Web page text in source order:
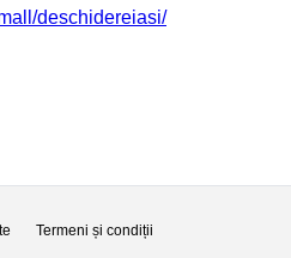
deschidereiasi/
Termeni și condiții